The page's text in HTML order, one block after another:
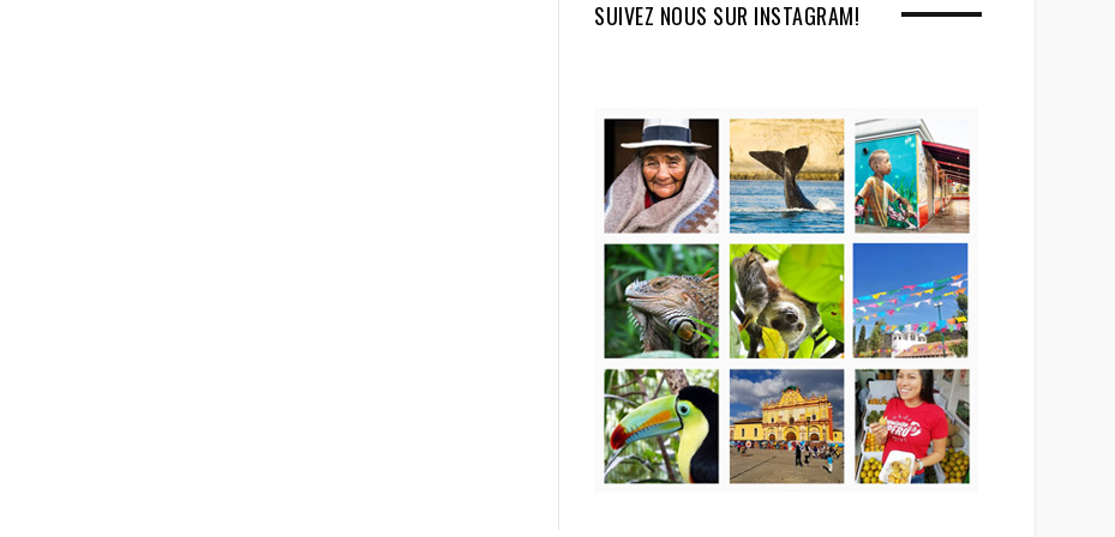
SUIVEZ NOUS SUR INSTAGRAM!